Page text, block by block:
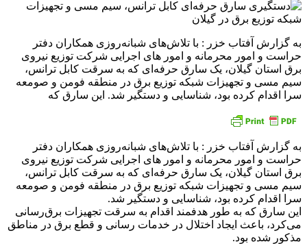
به گزارش آفتاب خزر : با تلاش‌های شبانه‌روزی همکاران دفتر
حراست و امور محرمانه و امور های اجرایی شرکت توزیع نیروی
برق استان گیلان، یک سارق حرفه‌ای که به سرقت کابل ترانس،
سیم مسی و تجهیزات شبکه توزیع برق در منطقه فومن و صومعه
سرا اقدام کرده بود، شناسایی و دستگیر شد. این سارق که
به گزارش آفتاب خزر : با تلاش‌های شبانه‌روزی همکاران دفتر
حراست و امور محرمانه و امور های اجرایی شرکت توزیع نیروی
برق استان گیلان، یک سارق حرفه‌ای که به سرقت کابل ترانس،
سیم مسی و تجهیزات شبکه توزیع برق در منطقه فومن و صومعه
سرا اقدام کرده بود، شناسایی و دستگیر شد.
این سارق که به طور هدفمند اقدام به سرقت تجهیزات برق‌رسانی
می‌کرد، باعث ایجاد اختلال در خدمات رسانی و قطع برق در مناطق
مذکور شده بود.